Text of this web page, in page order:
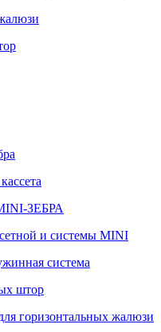
ЗЕБРА
и системы MINI
система
штор
горизонтальных жалюзи